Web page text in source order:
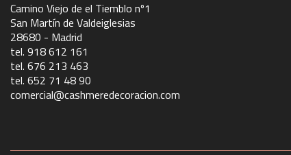
Camino Viejo de el Tiemblo nº1
San Martín de Valdeiglesias
28680 - Madrid
tel. 918 612 161
tel. 676 213 463
tel. 652 71 48 90
comercial@cashmeredecoracion.com